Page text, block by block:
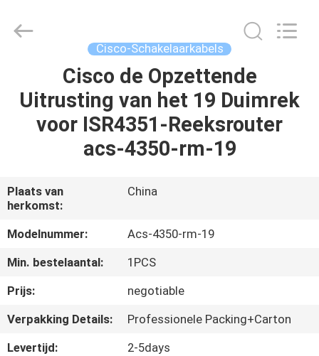
PRODUCTEN
ONS
FABRIEKSREIS
KWALITEITSCONTROLE
SITEMAP
Rights
Cisco-Schakelaarkabels
Cisco de Opzettende
Uitrusting van het 19 Duimrek
voor ISR4351-Reeksrouter
acs-4350-rm-19
Plaats van
herkomst:
China
Modelnummer:
Acs-4350-rm-19
Min. bestelaantal:
1PCS
Prijs:
negotiable
Verpakking Details:
Professionele Packing+Carton
Levertijd:
2-5days